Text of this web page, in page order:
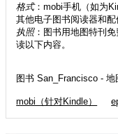
格式：mobi手机（如为
其他电子图书阅读器和配
执照：图书用地图特刊
读以下内容。
图书 San_Francisco - 地
mobi（针对Kindle）